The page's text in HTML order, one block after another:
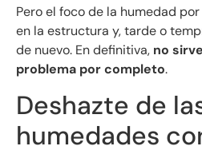
Pero el foco de la humedad
en la estructura y, tarde o
de nuevo. En definitiva, no
problema por completo.
Deshazte de
humedades